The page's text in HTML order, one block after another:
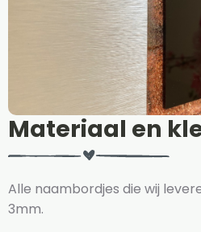
Materiaal en
Alle naambordjes die wij
3mm.